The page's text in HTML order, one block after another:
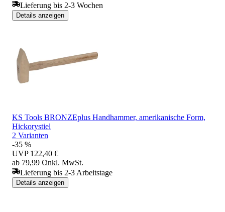
Lieferung bis 2-3 Wochen
Details anzeigen
KS Tools BRONZEplus Handhammer, amerikanische Form,
Hickorystiel
2 Varianten
-35 %
UVP 122,40 €
ab 79,99 €inkl. MwSt.
Lieferung bis 2-3 Arbeitstage
Details anzeigen